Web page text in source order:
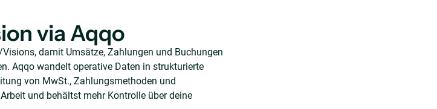
via Aqqo
damit Umsätze, Zahlungen und Buchungen
Aqqo wandelt operative Daten in strukturierte
von MwSt., Zahlungsmethoden und
und behältst mehr Kontrolle über deine